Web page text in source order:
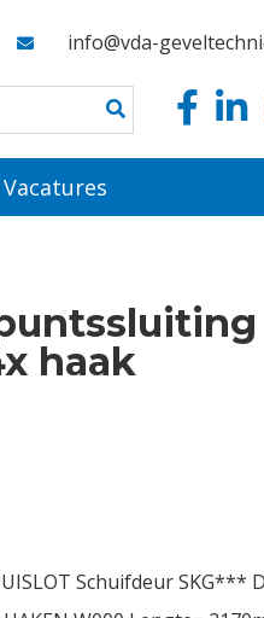
info@vda-
Vacatures
haak
Schuifdeur SKG***